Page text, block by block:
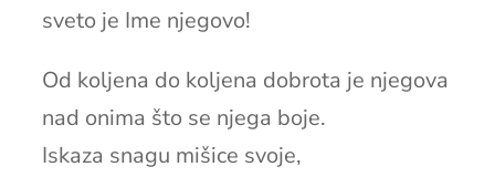
sveto je Ime njegovo!
Od koljena do koljena dobrota je njegova
nad onima što se njega boje.
Iskaza snagu mišice svoje,